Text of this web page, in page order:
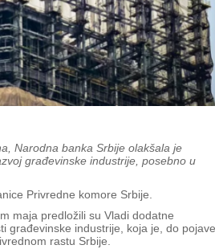
Narodna banka Srbije olakšala je
građevinske industrije, posebno u
Privredne komore Srbije.
maja predložili su Vladi dodatne
građevinske industrije, koja je, do pojave
rastu Srbije.